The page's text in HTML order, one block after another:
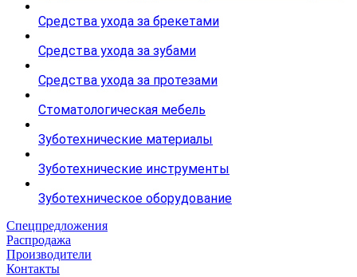
Средства ухода за брекетами
Средства ухода за зубами
Средства ухода за протезами
Стоматологическая мебель
Зуботехнические материалы
Зуботехнические инструменты
Зуботехническое оборудование
Спецпредложения
Распродажа
Производители
Контакты